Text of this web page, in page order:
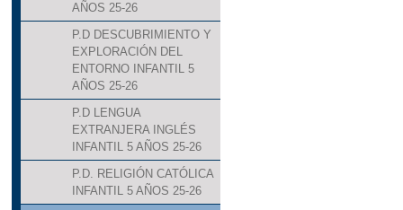
AÑOS 25-26
P.D DESCUBRIMIENTO Y
EXPLORACIÓN DEL
ENTORNO INFANTIL 5
AÑOS 25-26
P.D LENGUA
EXTRANJERA INGLÉS
INFANTIL 5 AÑOS 25-26
P.D. RELIGIÓN CATÓLICA
INFANTIL 5 AÑOS 25-26